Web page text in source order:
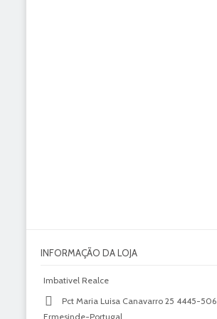
INFORMAÇÃO DA LOJA
Imbativel Realce
Pct Maria Luisa Canavarro 25 4445-506
Ermesinde-Portugal